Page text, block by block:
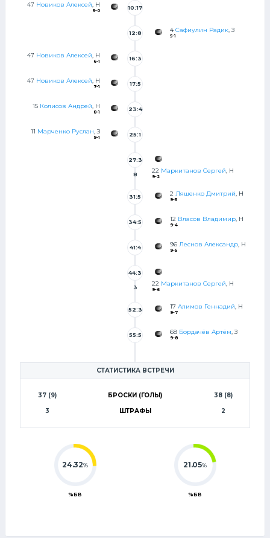
47 Новиков Алексей, Н
5-0 10:17
4Сафиулин Радик, З
5-1
12:8
47 Новиков Алексей, Н
6-1 16:3
47 Новиков Алексей, Н
7-1 17:5
15 Колисов Андрей, Н
8-1 23:4
11 Марченко Руслан, З
9-1 25:1
22 Маркитанов Сергей, Н
9-2
27:3
8
2 Ляшенко Дмитрий, Н
9-3
31:5
12 Власов Владимир, Н
9-4
34:5
96 Леснов Александр, Н
9-5
41:4
22 Маркитанов Сергей, Н
9-6
44:3
3
17 Алимов Геннадий, Н
9-7
52:3
68 Бордачёв Артём, З
9-8
55:5
СТАТИСТИКА ВСТРЕЧИ
37 (9) БРОСКИ (ГОЛЫ)
38 (8)
3
ШТРАФЫ 2
24.32%
%БВ
21.05%
%БВ